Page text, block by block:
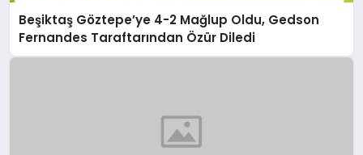
Beşiktaş Göztepe’ye 4-2 Mağlup Oldu, Gedson
Fernandes Taraftarından Özür Diledi